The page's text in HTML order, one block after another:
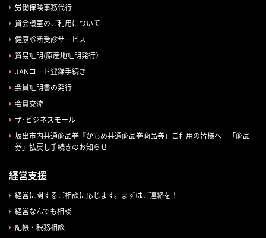
労働保険事務代行
貸会議室のご利用について
健康診断受診サービス
貿易証明(原産地証明発行）
JANコード登録手続き
会員証明書の発行
会員交流
ザ･ビジネスモール
坂出市内共通商品券『かもめ共通商品券商品券」ご利用の皆様へ 「商品
券」払戻し手続きのお知らせ
経営支援
経営に関するご相談に応じます。まずはご連絡を！
経営なんでも相談
記帳・税務相談